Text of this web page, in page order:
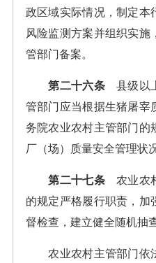
政区域实际情况，制定本
风险监测方案并组织实施
管部门备案。
第二十六条县级以
管部门应当根据生猪屠宰
务院农业农村主管部门的
厂（场）质量安全管理状
第二十七条农业农村
的规定严格履行职责，加
督检查，建立健全随机抽
农业农村主管部门依